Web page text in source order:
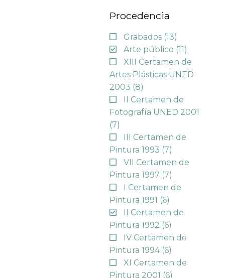
Procedencia
Grabados (13)
Arte público (11)
XIII Certamen de
Artes Plásticas UNED
2003 (8)
II Certamen de
Fotografía UNED 2001
(7)
III Certamen de
Pintura 1993 (7)
VII Certamen de
Pintura 1997 (7)
I Certamen de
Pintura 1991 (6)
II Certamen de
Pintura 1992 (6)
IV Certamen de
Pintura 1994 (6)
XI Certamen de
Pintura 2001 (6)